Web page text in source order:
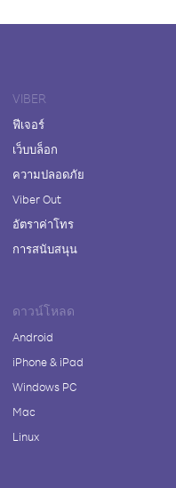
VIBER
ฟีเจอร์
เว็บบล็อก
ความปลอดภัย
Viber Out
อัตราค่าโทร
การสนับสนุน
ดาวน์โหลด
Android
iPhone & iPad
Windows PC
Mac
Linux